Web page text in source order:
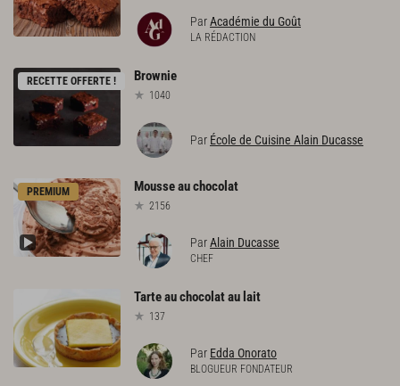
ParAcadémie du Goût
LA RÉDACTION
RECETTE OFFERTE ! Brownie
1040
Par École de Cuisine Alain Ducasse
PREMIUM Mousseauchocolat
2156
ParAlain Ducasse
CHEF
Tarteauchocolatau lait
137
Par Edda Onorato
BLOGUEUR FONDATEUR